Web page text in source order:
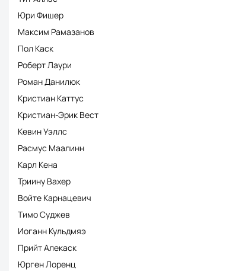
Юри Фишер
Максим Рамазанов
Пол Каск
Роберт Лаури
Роман Данилюк
Кристиан Каттус
Кристиан-Эрик Вест
Кевин Уэллс
Расмус Маалинн
Карл Кена
Триину Вахер
Войте Карнацевич
Тимо Суджев
Иоганн Кульдмяэ
Прийт Алекаск
Юрген Лоренц